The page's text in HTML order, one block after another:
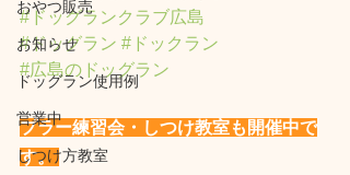
おやつ販売
お知らせ
ドッグラン使用例
営業中
しつけ方教室
#ドッグランクラブ広島
#ドッグラン #ドックラン
#広島のドッグラン
プラー練習会・しつけ教室も開催中で
す。